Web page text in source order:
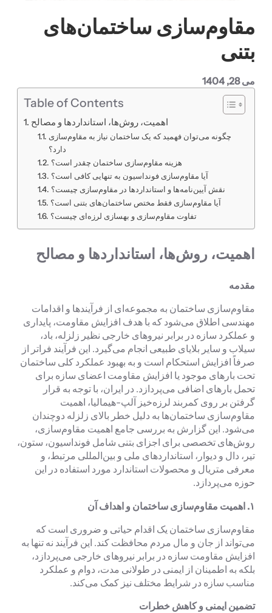
مقاوم‌سازی ساختمان‌های
بتنی
می 28, 1404
Table of Contents
اهمیت، روش‌ها، استانداردها و مصالح
چگونه می‌توان فهمید که یک ساختمان نیاز به مقاوم‌سازی
دارد؟
هزینه مقاوم‌سازی ساختمان چقدر است؟
آیا مقاوم‌سازی فونداسیون به تنهایی کافی است؟
نقش آیین‌نامه‌ها و استانداردها در مقاوم‌سازی چیست؟
آیا مقاوم‌سازی فقط مختص ساختمان‌های بتنی است؟
تفاوت مقاوم‌سازی و بهسازی لرزه‌ای چیست؟
اهمیت، روش‌ها، استانداردها و مصالح
مقدمه
مقاوم‌سازی ساختمان به مجموعه‌ای از فرآیندها و اقدامات
مهندسی اطلاق می‌شود که با هدف افزایش مقاومت، پایداری
و عملکرد سازه در برابر نیروهای خارجی نظیر زلزله، باد،
سیلاب و سایر بلایای طبیعی انجام می‌گیرد. این فرآیند فراتر از
صرفاً افزایش استحکام است و به بهبود عملکرد کلی ساختمان
تحت بارهای موجود یا افزایش مقاومت اعضای سازه برای
تحمل بارهای اضافی می‌پردازد. در ایران، با توجه به قرار
گرفتن بر روی کمربند لرزه‌خیز آلپ-هیمالیا، اهمیت
مقاوم‌سازی ساختمان‌ها به دلیل خطر بالای زلزله دوچندان
می‌شود. این گزارش به بررسی جامع اهمیت مقاوم‌سازی،
روش‌های تخصصی برای اجزای بتنی شامل فونداسیون، ستون،
تیر، دال و دیوار، استانداردهای ملی و بین‌المللی مرتبط، و
معرفی متریال و محصولات استاندارد مورد استفاده در این
حوزه می‌پردازد.
۱. اهمیت مقاوم‌سازی ساختمان و اهداف آن
مقاوم‌سازی ساختمان یک اقدام حیاتی و ضروری است که
می‌تواند از جان و مال مردم محافظت کند. این فرآیند نه تنها به
افزایش مقاومت سازه در برابر نیروهای خارجی می‌پردازد،
بلکه به اطمینان از ایمنی در طولانی مدت، دوام و عملکرد
مناسب سازه در شرایط مختلف نیز کمک می‌کند.
تضمین ایمنی و کاهش خطرات